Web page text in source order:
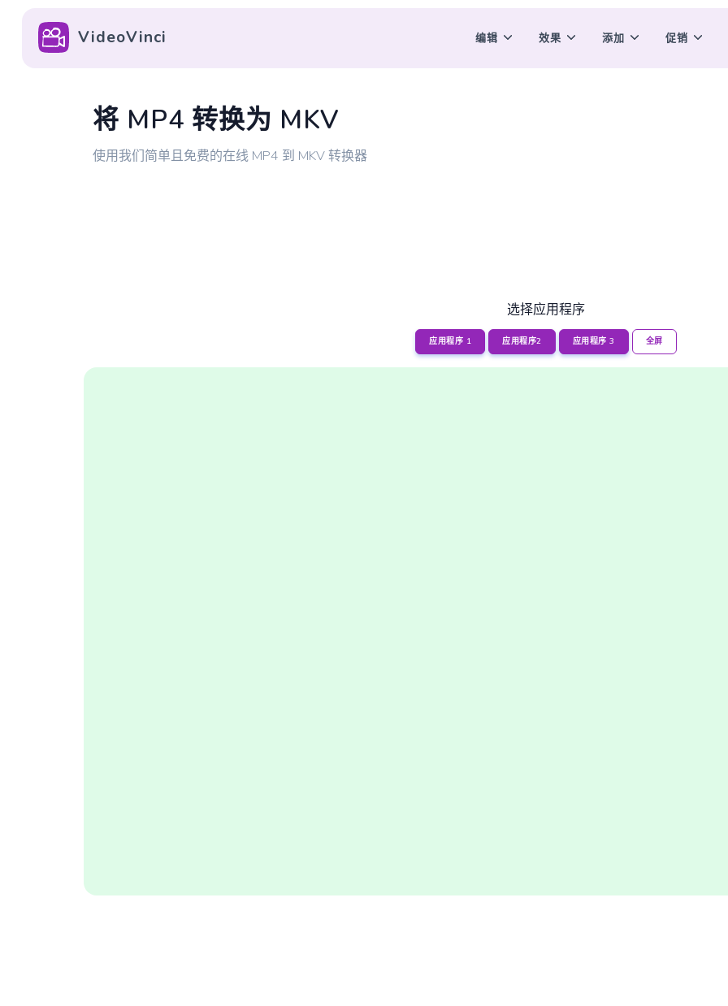
VideoVinci 编辑 效果 添加 促销
将 MP4 转换为 MKV
使用我们简单且免费的在线 MP4 到 MKV 转换器
选择应用程序
应用程序 1 应用程序2 应用程序 3 全屏